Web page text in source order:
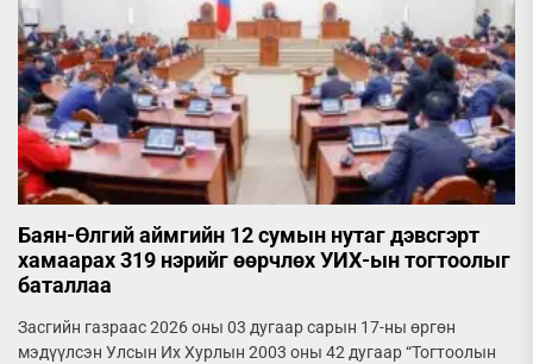
Баян-Өлгий аймгийн 12 сумын нутаг дэвсгэрт
хамаарах 319 нэрийг өөрчлөх УИХ-ын тогтоолыг
баталлаа
Засгийн газраас 2026 оны 03 дугаар сарын 17-ны өргөн
мэдүүлсэн Улсын Их Хурлын 2003 оны 42 дугаар “Тогтоолын